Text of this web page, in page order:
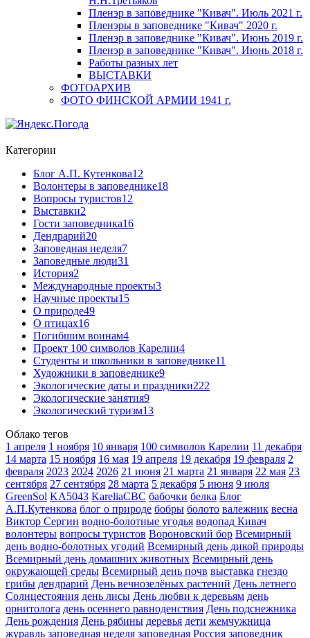
Пленэр в заповеднике "Кивач". Июль 2021 г.
Пленэры в заповеднике "Кивач" 2020 г.
Пленэр в заповеднике "Кивач". Июнь 2019 г.
Пленэр в заповеднике "Кивач". Июнь 2018 г.
Работы разных лет
ВЫСТАВКИ
ФОТОАРХИВ
ФОТО ФИНСКОЙ АРМИИ 1941 г.
Категории
Блог А.П. Кутенкова12
Волонтеры в заповеднике18
Вопросы туристов12
Выставки2
Гости заповедника16
Дендрарий20
Заповедная неделя7
Заповедные люди31
История2
Международные проекты3
Научные проекты15
О природе49
О птицах16
Погибшим воинам4
Проект 100 символов Карелии4
Студенты и школьники в заповеднике11
Художники в заповеднике9
Экологические даты и праздники222
Экологические занятия9
Экологический туризм13
Облако тегов
1 апреля 1 ноября 10 января 100 символов Карелии 11 декабря
14 марта 15 ноября 16 мая 19 апреля 19 декабря 19 февраля 2
февраля 2023 2024 2026 21 июня 21 марта 21 января 22 мая 23
сентября 27 сентября 28 марта 5 декабря 5 июня 9 июля
GreenSol KA5043 KareliaCBC бабочки белка Блог
А.П.Кутенкова блог о природе бобры болото валежник весна
Виктор Сергин водно-болотные угодья водопад Кивач
волонтеры вопросы туристов Вороновский бор Всемирный
день водно-болотных угодий Всемирный день дикой природы
Всемирный день домашних животных Всемирный день
окружающей среды Всемирный день почв выставка гнездо
грибы дендрарий День вечнозелёных растений День летнего
Солнцестояния день лисы День любви к деревьям день
орнитолога день осеннего равноденствия День подснежника
День рождения День рябины деревья дети жемчужница
журавль заповедная неделя заповедная Россия заповедник